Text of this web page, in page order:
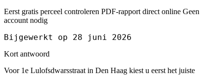
Eerst gratis perceel controleren PDF-rapport direct online Geen
account nodig
Bijgewerkt op 28 juni 2026
Kort antwoord
Voor 1e Lulofsdwarsstraat in Den Haag kiest u eerst het juiste